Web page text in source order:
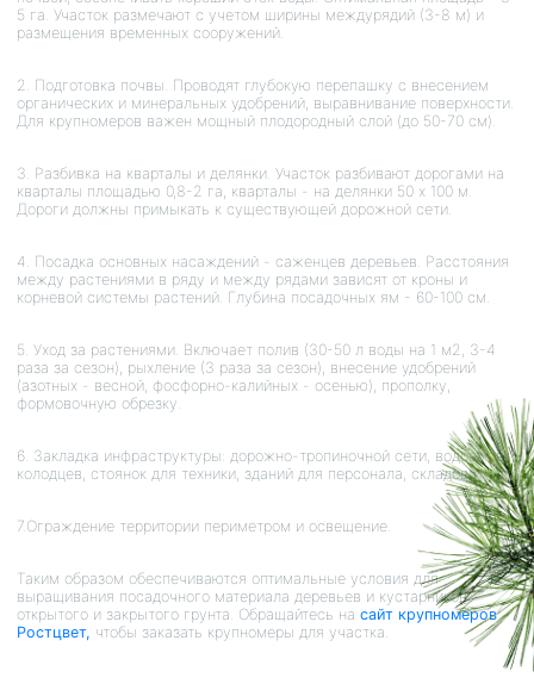
5 га. Участок размечают с учетом ширины междурядий (3-8 м) и
размещения временных сооружений.
2. Подготовка почвы. Проводят глубокую перепашку с внесением
органических и минеральных удобрений, выравнивание поверхности.
Для крупномеров важен мощный плодородный слой (до 50-70 см).
3. Разбивка на кварталы и делянки. Участок разбивают дорогами на
кварталы площадью 0,8-2 га, кварталы - на делянки 50 х 100 м.
Дороги должны примыкать к существующей дорожной сети.
4. Посадка основных насаждений - саженцев деревьев. Расстояния
между растениями в ряду и между рядами зависят от кроны и
корневой системы растений. Глубина посадочных ям - 60-100 см.
5. Уход за растениями. Включает полив (30-50 л воды на 1 м2, 3-4
раза за сезон), рыхление (3 раза за сезон), внесение удобрений
(азотных - весной, фосфорно-калийных - осенью), прополку,
формовочную обрезку.
6. Закладка инфраструктуры: дорожно-тропиночной сети, водоемов,
колодцев, стоянок для техники, зданий для персонала, складов и т.д.
7.Ограждение территории периметром и освещение.
Таким образом обеспечиваются оптимальные условия для
выращивания посадочного материала деревьев и кустарников
открытого и закрытого грунта. Обращайтесь на сайт крупномеров
Ростцвет, чтобы заказать крупномеры для участка.